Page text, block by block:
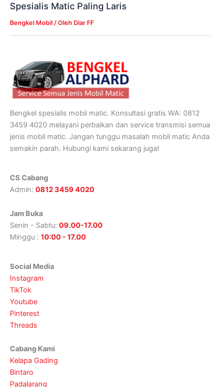
Spesialis Matic Paling Laris
Bengkel Mobil / Oleh Diar FF
Bengkel spesialis mobil matic. Konsultasi gratis WA: 0812
3459 4020 melayani perbaikan dan service transmisi semua
jenis mobil matic. Jangan tunggu masalah mobil matic Anda
semakin parah. Hubungi kami sekarang juga!
CS Cabang
Admin: 0812 3459 4020
Jam Buka
Senin - Sabtu: 09.00-17.00
Minggu : 10:00 - 17.00
Social Media
Instagram
TikTok
Youtube
Pinterest
Threads
Cabang Kami
Kelapa Gading
Bintaro
Padalarang